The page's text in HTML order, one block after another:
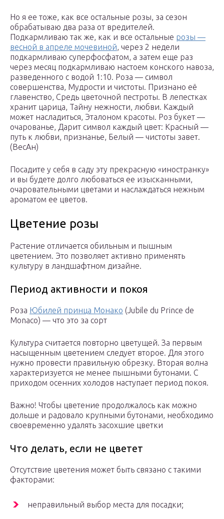
Но я ее тоже, как все остальные розы, за сезон
обрабатываю два раза от вредителей.
Подкармливаю так же, как и все остальные розы —
весной в апреле мочевиной, через 2 недели
подкармливаю суперфосфатом, а затем еще раз
через месяц подкармливаю настоем конского навоза,
разведенного с водой 1:10. Роза — символ
совершенства, Мудрости и чистоты. Признано её
главенство, Средь цветочной пестроты. В лепестках
хранит царица, Тайну нежности, любви. Каждый
может насладиться, Эталоном красоты. Роз букет —
очарованье, Дарит символ каждый цвет: Красный —
путь к любви, признанье, Белый — чистоты завет.
(ВесАн)
Посадите у себя в саду эту прекрасную «иностранку»
и вы будете долго любоваться ее изысканными,
очаровательными цветами и наслаждаться нежным
ароматом ее цветов.
Цветение розы
Растение отличается обильным и пышным
цветением. Это позволяет активно применять
культуру в ландшафтном дизайне.
Период активности и покоя
Роза Юбилей принца Монако (Jubile du Prince de
Monaco) — что это за сорт
Культура считается повторно цветущей. За первым
насыщенным цветением следует второе. Для этого
нужно провести правильную обрезку. Вторая волна
характеризуется не менее пышными бутонами. С
приходом осенних холодов наступает период покоя.
Важно! Чтобы цветение продолжалось как можно
дольше и радовало крупными бутонами, необходимо
своевременно удалять засохшие цветки
Что делать, если не цветет
Отсутствие цветения может быть связано с такими
факторами:
неправильный выбор места для посадки;